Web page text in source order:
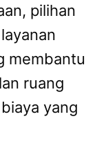
pilihan
membantu
ruang
yang